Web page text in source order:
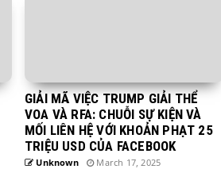
GIẢI MÃ VIỆC TRUMP GIẢI THỂ
VOA VÀ RFA: CHUỖI SỰ KIỆN VÀ
MỐI LIÊN HỆ VỚI KHOẢN PHẠT 25
TRIỆU USD CỦA FACEBOOK
Unknown March 17, 2025